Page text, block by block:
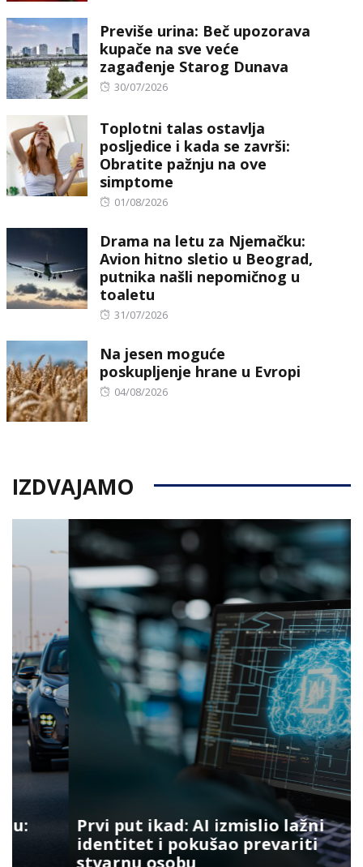
Previše urina: Beč upozorava
kupače na sve veće
zagađenje Starog Dunava
Posted
30/07/2026
Toplotni talas ostavlja
posljedice i kada se završi:
Obratite pažnju na ove
simptome
Posted
01/08/2026
Drama na letu za Njemačku:
Avion hitno sletio u Beograd,
putnika našli nepomičnog u
toaletu
Posted
31/07/2026
Na jesen moguće
poskupljenje hrane u Evropi
Posted
04/08/2026
IZDVAJAMO
Prvi put ikad: AI izmislio lažni
identitet i pokušao prevariti